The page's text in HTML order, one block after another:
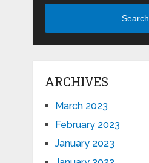
Search
ARCHIVES
March 2023
February 2023
January 2023